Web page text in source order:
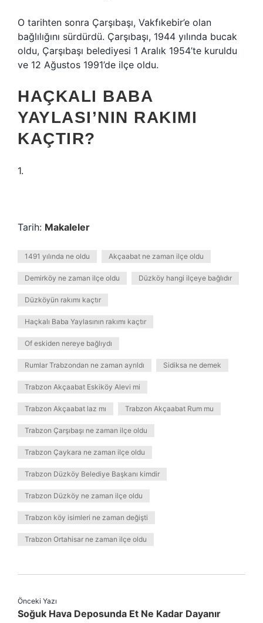
O tarihten sonra Çarşıbaşı, Vakfıkebir’e olan
bağlılığını sürdürdü. Çarşıbaşı, 1944 yılında bucak
oldu, Çarşıbaşı belediyesi 1 Aralık 1954’te kuruldu
ve 12 Ağustos 1991’de ilçe oldu.
HAÇKALI BABA
YAYLASI’NIN RAKIMI
KAÇTIR?
1.
Tarih: Makaleler
1491 yılında ne oldu Akçaabat ne zaman ilçe oldu
Demirköy ne zaman ilçe oldu Düzköy hangi ilçeye bağlıdır
Düzköyün rakımı kaçtır
Haçkalı Baba Yaylasının rakımı kaçtır
Of eskiden nereye bağlıydı
Rumlar Trabzondan ne zaman ayrıldı Sidiksa ne demek
Trabzon Akçaabat Eskiköy Alevi mi
Trabzon Akçaabat laz mı Trabzon Akçaabat Rum mu
Trabzon Çarşıbaşı ne zaman ilçe oldu
Trabzon Çaykara ne zaman ilçe oldu
Trabzon Düzköy Belediye Başkanı kimdir
Trabzon Düzköy ne zaman ilçe oldu
Trabzon köy isimleri ne zaman değişti
Trabzon Ortahisar ne zaman ilçe oldu
Önceki Yazı
Soğuk Hava Deposunda Et Ne Kadar Dayanır